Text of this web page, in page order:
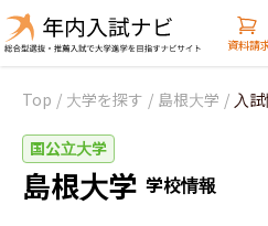
資料請
Top / 大学を探す / 島根大学 / 入
国公立大学
島根大学 学校情報